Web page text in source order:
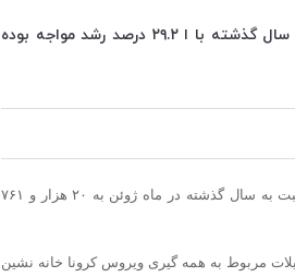
داده‌های رسمی نشان می‌دهد که تولید ربات‌های صنعتی چین نسبت به سال گذشته با ا ۲۹.۲ درصد رشد مواجه بوده
داده‌های رسمی نشان می‌دهد که تولید ربات‌های صنعتی چین با ۲۹.۲ درصد نسبت به سال گذشته در ماه ژوئن به ۲۰ هزار و ۷۶۱
مربوط به همه گیری ویروسکرونا خانه نشین